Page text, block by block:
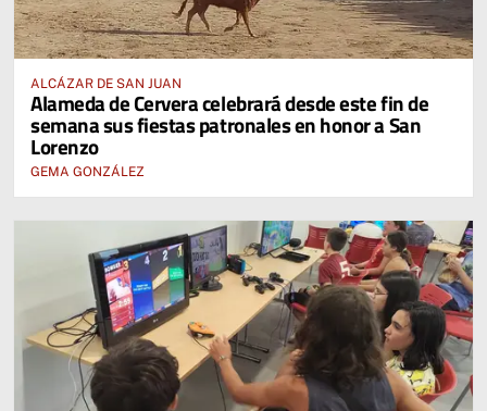
ALCÁZAR DE SAN JUAN
Alameda de Cervera celebrará desde este fin de
semana sus fiestas patronales en honor a San
Lorenzo
GEMA GONZÁLEZ